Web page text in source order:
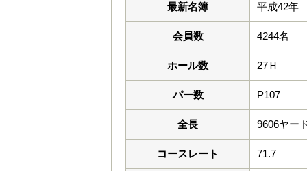
最新名簿 平成42年
会員数 4244名
ホール数 27Ｈ
パー数 P107
全長 9606ヤー
コースレート 71.7